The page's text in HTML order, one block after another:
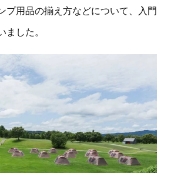
プ用品の揃え方などについて、入門
した。